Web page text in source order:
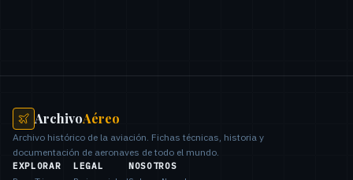
ArchivoAéreo
Archivo histórico de la aviación. Fichas técnicas, historia y
documentación de aeronaves de todo el mundo.
EXPLORAR LEGAL NOSOTROS